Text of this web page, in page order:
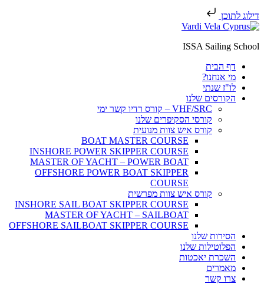
דילוג לתוכן
ISSA Sailing School
דף הבית
מי אנחנו?
לו"ז שנתי
הקורסים שלנו
VHF/SRC – קורס רדיו קשר ימי
קורסי הסקיפרים שלנו
קורס איש צוות מנועית
BOAT MASTER COURSE
INSHORE POWER SKIPPER COURSE
MASTER OF YACHT – POWER BOAT
OFFSHORE POWER BOAT SKIPPER
COURSE
קורס איש צוות מפרשית
INSHORE SAIL BOAT SKIPPER COURSE
MASTER OF YACHT – SAILBOAT
OFFSHORE SAILBOAT SKIPPER COURSE
הסירות שלנו
הפלוטילות שלנו
השכרת יאכטות
מאמרים
צרו קשר